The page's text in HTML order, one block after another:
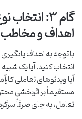
گام ۳:
اهداف و مخاطب
با توجه به اهداف
انتخاب کنید. آیا یک
آیا ویدئوهای تعاملی
مستقیماً بر اثربخشی
تعامل، به جای صرفاً